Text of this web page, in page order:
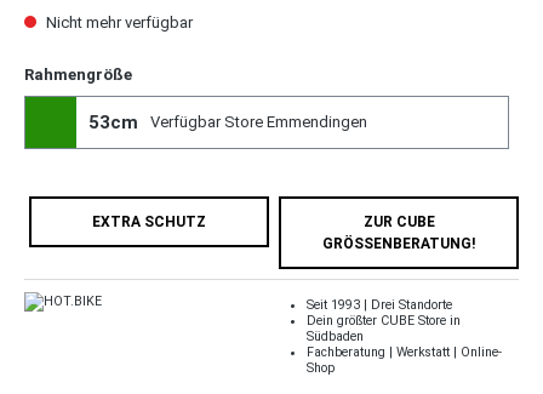
Nicht mehr verfügbar
Rahmengröße
53cm Verfügbar Store Emmendingen
EXTRA SCHUTZ
ZUR CUBE
GRÖSSENBERATUNG!
Seit 1993 | Drei Standorte
Dein größter CUBE Store in
Südbaden
Fachberatung | Werkstatt | Online-
Shop